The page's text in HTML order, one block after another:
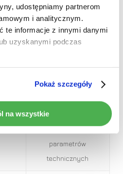
udostępniamy partnerom
i analitycznym.
te informacje z innymi danymi
uzyskanymi podczas
Pokaż szczegóły
na wszystkie
Idź do sklepu
CarPlay
w
Prosty w nowszych
modelach, starsze
Z reguły niższa,
zależnie od
parametrów
technicznych